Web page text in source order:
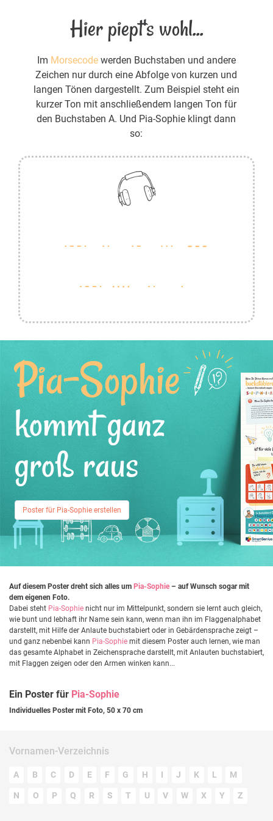
Hier piept's wohl...
Im Morsecodewerden Buchstaben und andere
Zeichen nur durch eine Abfolge von kurzen und
langen Tönen dargestellt. Zum Beispiel steht ein
kurzer Ton mit anschließendem langen Ton für
den Buchstaben A. Und Pia-Sophie klingt dann
so:
Pia-Sophie
kommt ganz
groß raus
Poster für Pia-Sophie erstellen
Auf diesem Poster dreht sich alles um Pia-Sophie– auf Wunsch sogar mit
dem eigenen Foto.
Dabei steht Pia-Sophie nicht nur im Mittelpunkt, sondern sie lernt auch gleich,
wie bunt und lebhaft ihr Name sein kann, wenn man ihn im Flaggenalphabet
darstellt, mit Hilfe der Anlaute buchstabiert oder in Gebärdensprache zeigt –
und ganz nebenbei kann Pia-Sophie mit diesem Poster auch lernen, wie man
das gesamte Alphabet in Zeichensprache darstellt, mit Anlauten buchstabiert,
mit Flaggen zeigen oder den Armen winken kann...
Ein Poster für Pia-Sophie
Individuelles Poster mit Foto, 50 x 70 cm
Vornamen-Verzeichnis
A B C D E F G H I J K L M
N O P Q R S T U V W X Y Z